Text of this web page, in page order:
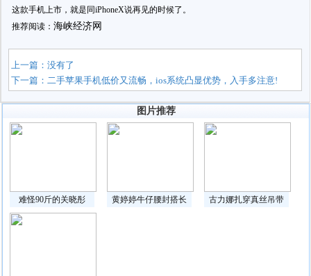
这款手机上市，就是同iPhoneX说再见的时候了。
推荐阅读： 海峡经济网
上一篇：没有了
下一篇：二手苹果手机低价又流畅，ios系统凸显优势，入手多注意!
图片推荐
难怪90斤的关晓彤 黄婷婷牛仔腰封搭长 古力娜扎穿真丝吊带